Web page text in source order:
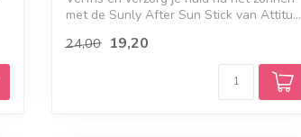
met de Sunly After Sun Stick van Attitu...
24,00 19,20